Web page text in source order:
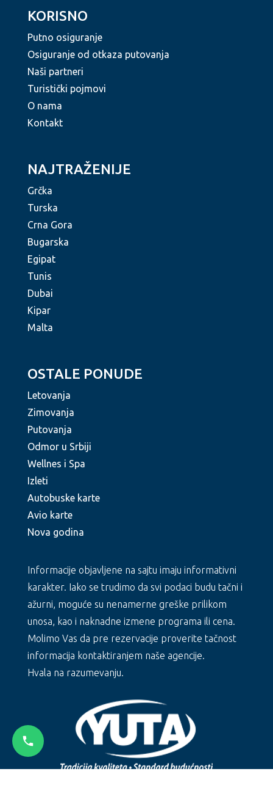
KORISNO
Putno osiguranje
Osiguranje od otkaza putovanja
Naši partneri
Turistički pojmovi
O nama
Kontakt
NAJTRAŽENIJE
Grčka
Turska
Crna Gora
Bugarska
Egipat
Tunis
Dubai
Kipar
Malta
OSTALE PONUDE
Letovanja
Zimovanja
Putovanja
Odmor u Srbiji
Wellnes i Spa
Izleti
Autobuske karte
Avio karte
Nova godina
Informacije objavljene na sajtu imaju informativni
karakter. Iako se trudimo da svi podaci budu tačni i
ažurni, moguće su nenamerne greške prilikom
unosa, kao i naknadne izmene programa ili cena.
Molimo Vas da pre rezervacije proverite tačnost
informacija kontaktiranjem naše agencije.
Hvala na razumevanju.